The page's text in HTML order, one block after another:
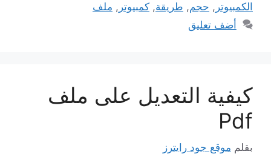
الكمبيوتر , حجم, طريقة, كمبيوتر , ملف
أضف تعليق
كيفية التعديل على ملف
Pdf
بقلم موقع جود رايترز